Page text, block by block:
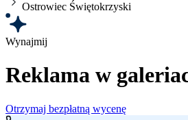
Ostrowiec Świętokrzyski
Wynajmij
Reklama w
Otrzymaj bezpłatną wycenę